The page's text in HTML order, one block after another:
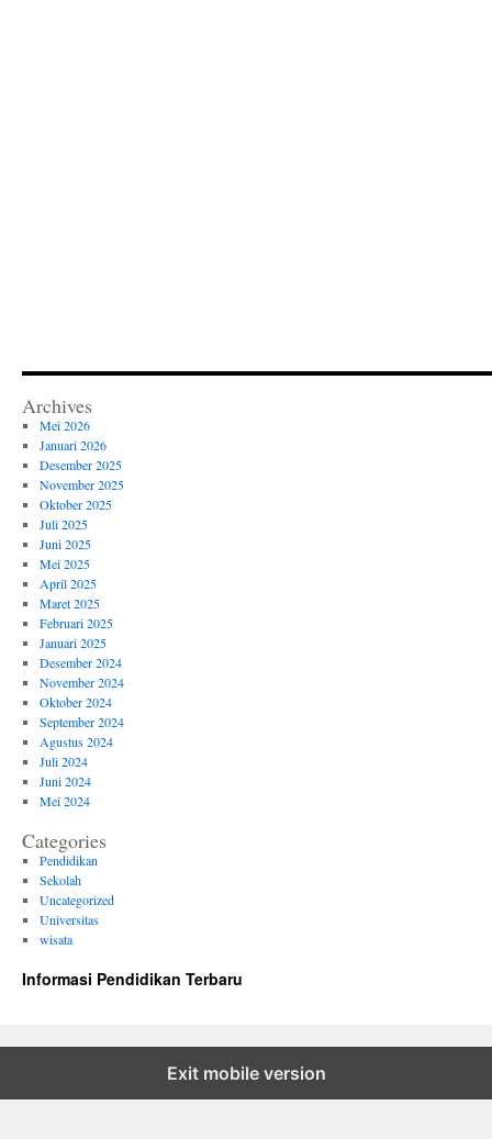
Archives
Mei 2026
Januari 2026
Desember 2025
November 2025
Oktober 2025
Juli 2025
Juni 2025
Mei 2025
April 2025
Maret 2025
Februari 2025
Januari 2025
Desember 2024
November 2024
Oktober 2024
September 2024
Agustus 2024
Juli 2024
Juni 2024
Mei 2024
Categories
Pendidikan
Sekolah
Uncategorized
Universitas
wisata
Informasi Pendidikan Terbaru
Exit mobile version